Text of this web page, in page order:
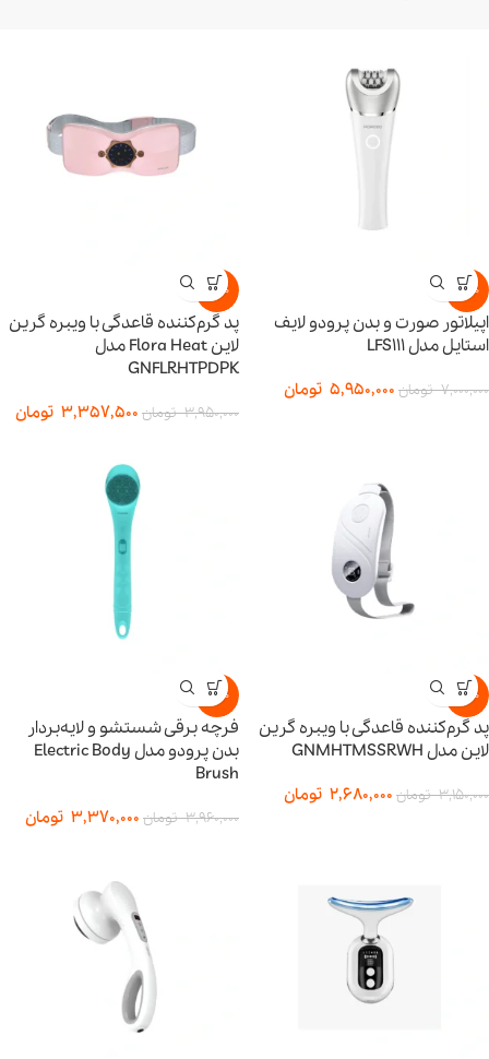
-15%
اپیلاتور صورت و بدن پرودو لایف
استایل مدل LFS111
7,000,000 تومان 5,950,000 تومان
-15%
پد گرم‌کننده قاعدگی با ویبره گرین
لاین Flora Heat مدل
GNFLRHTPDPK
3,950,000 تومان 3,357,500 تومان
-15%
پد گرم‌کننده قاعدگی با ویبره گرین
لاین مدل GNMHTMSSRWH
3,150,000 تومان 2,680,000 تومان
-15%
فرچه برقی شستشو و لایه‌بردار
بدن پرودو مدل Electric Body
Brush
3,960,000 تومان 3,370,000 تومان